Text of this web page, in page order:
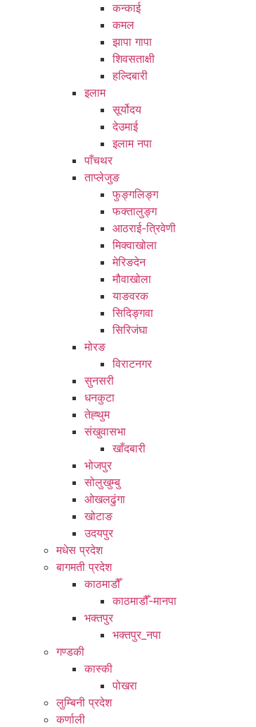
कन्काई
कमल
झापा गापा
शिवसताक्षी
हल्दिबारी
इलाम
सूर्योदय
देउमाई
इलाम नपा
पाँचथर
ताप्लेजुङ
फुङ्गलिङ्ग
फक्तालुङ्ग
आठराई-त्रिवेणी
मिक्वाखोला
मेरिङदेन
मौवाखोला
याङवरक
सिदिङ्गवा
सिरिजंघा
मोरङ
विराटनगर
सुनसरी
धनकुटा
तेह्थुम
संखुवासभा
खाँदबारी
भोजपुर
सोलुखुम्बु
ओखलढुंगा
खोटाङ
उदयपुर
मधेस प्रदेश
बागमती प्रदेश
काठमाडौँ
काठमाडौँ-मानपा
भक्तपुर
भक्तपुर_नपा
गण्डकी
कास्की
पोखरा
लुम्बिनी प्रदेश
कर्णाली